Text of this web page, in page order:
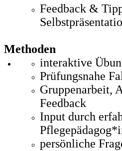
Feedback &
Methoden
interaktive
Prüfungsnahe
Gruppenarbeit,
Feedback
Input durch
persönliche